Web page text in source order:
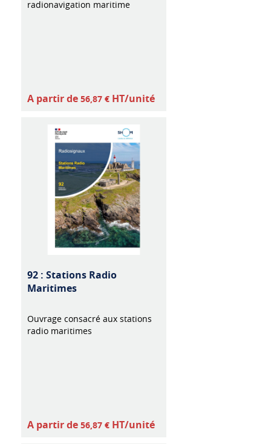
radionavigation maritime
A partir de 56,87 € HT/unité
92 : Stations Radio
Maritimes
Ouvrage consacré aux stations
radio maritimes
A partir de 56,87 € HT/unité